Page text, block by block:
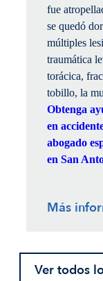
fue
se quedó
múltiples
traumática
torácica,
tobillo, la
Obtenga
en
abogado
en San
Más
Ver todos